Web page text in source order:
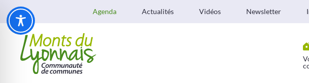
Agenda Actualités Vidéos Newsletter